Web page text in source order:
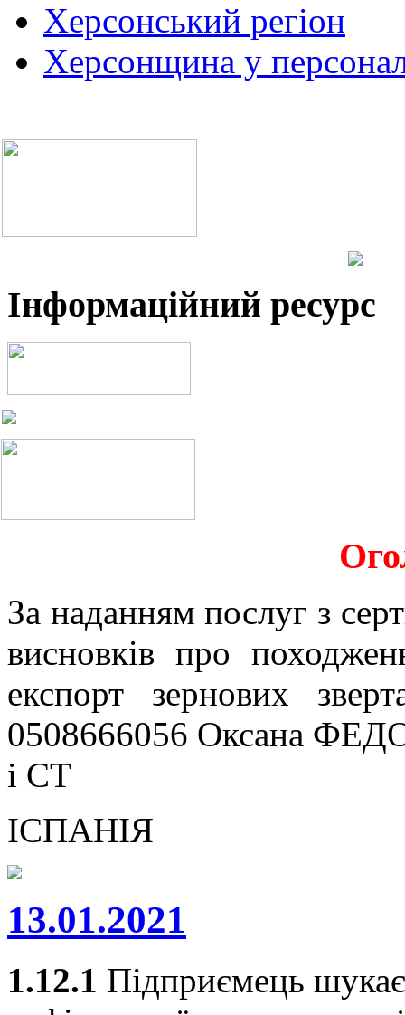
Херсонський регіон
Херсонщина у
Інформаційний ресурс
За наданням послуг з
висновків про
експорт зернових
0508666056 Оксана
і СТ
ІСПАНІЯ
13.01.2021
1.12.1 Підприємець